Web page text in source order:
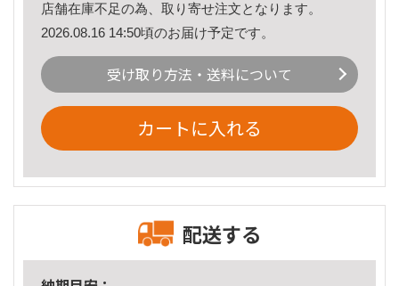
店舗在庫不足の為、取り寄せ注文となります。
2026.08.16 14:50頃のお届け予定です。
受け取り方法・送料について
カートに入れる
配送する